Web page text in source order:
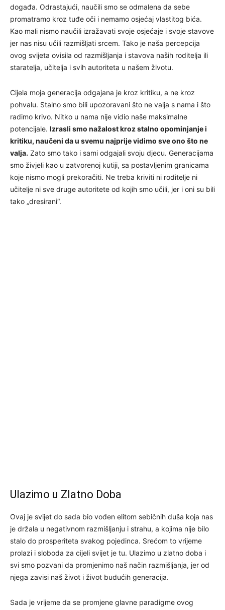
događa. Odrastajući, naučili smo se odmalena da sebe
promatramo kroz tuđe oči i nemamo osjećaj vlastitog bića.
Kao mali nismo naučili izražavati svoje osjećaje i svoje stavove
jer nas nisu učili razmišljati srcem. Tako je naša percepcija
ovog svijeta ovisila od razmišljanja i stavova naših roditelja ili
staratelja, učitelja i svih autoriteta u našem životu.
Cijela moja generacija odgajana je kroz kritiku, a ne kroz
pohvalu. Stalno smo bili upozoravani što ne valja s nama i što
radimo krivo. Nitko u nama nije vidio naše maksimalne
potencijale. Izrasli smo nažalost kroz stalno opominjanje i
kritiku, naučeni da u svemu najprije vidimo sve ono što ne
valja. Zato smo tako i sami odgajali svoju djecu. Generacijama
smo živjeli kao u zatvorenoj kutiji, sa postavljenim granicama
koje nismo mogli prekoračiti. Ne treba kriviti ni roditelje ni
učitelje ni sve druge autoritete od kojih smo učili, jer i oni su bili
tako „dresirani“.
Ulazimo u Zlatno Doba
Ovaj je svijet do sada bio vođen elitom sebičnih duša koja nas
je držala u negativnom razmišljanju i strahu, a kojima nije bilo
stalo do prosperiteta svakog pojedinca. Srećom to vrijeme
prolazi i sloboda za cijeli svijet je tu. Ulazimo u zlatno doba i
svi smo pozvani da promjenimo naš način razmišljanja, jer od
njega zavisi naš život i život budućih generacija.
Sada je vrijeme da se promjene glavne paradigme ovog